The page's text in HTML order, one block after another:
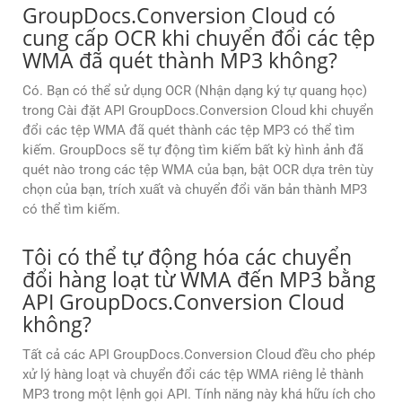
GroupDocs.Conversion Cloud có
cung cấp OCR khi chuyển đổi các tệp
WMA đã quét thành MP3 không?
Có. Bạn có thể sử dụng OCR (Nhận dạng ký tự quang học)
trong Cài đặt API GroupDocs.Conversion Cloud khi chuyển
đổi các tệp WMA đã quét thành các tệp MP3 có thể tìm
kiếm. GroupDocs sẽ tự động tìm kiếm bất kỳ hình ảnh đã
quét nào trong các tệp WMA của bạn, bật OCR dựa trên tùy
chọn của bạn, trích xuất và chuyển đổi văn bản thành MP3
có thể tìm kiếm.
Tôi có thể tự động hóa các chuyển
đổi hàng loạt từ WMA đến MP3 bằng
API GroupDocs.Conversion Cloud
không?
Tất cả các API GroupDocs.Conversion Cloud đều cho phép
xử lý hàng loạt và chuyển đổi các tệp WMA riêng lẻ thành
MP3 trong một lệnh gọi API. Tính năng này khá hữu ích cho